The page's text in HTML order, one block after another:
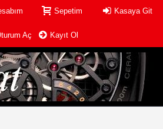
Sepetim Kasaya Git
Aç Kayıt Ol